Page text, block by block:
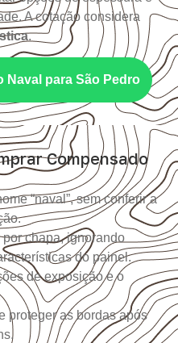
A cotação considera
.
para São Pedro
Compensado
“naval”, sem conferir a
chapa, ignorando
do painel.
de exposição e o
proteger as bordas após